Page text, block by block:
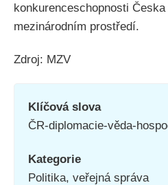
konkurenceschopnosti
mezinárodním prostředí.
Zdroj: MZV
Klíčová slova
ČR-diplomacie-věda-
Kategorie
Politika, veřejná správa